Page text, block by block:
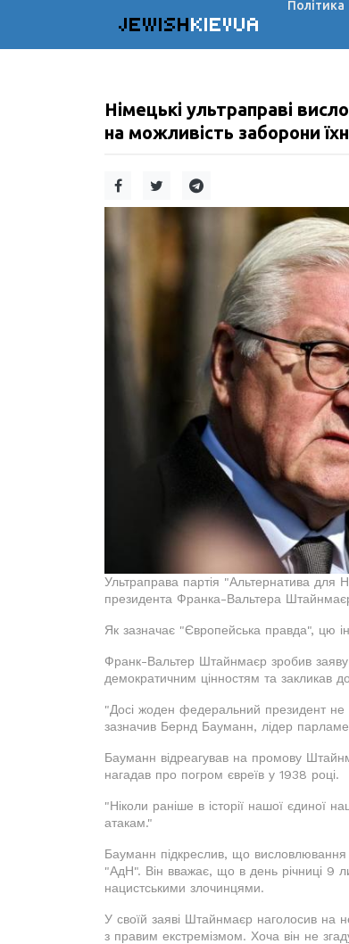
JEWISHKIEVUA
Політика
Німецькі ультраправі
на можливість заборони
Ультраправа партія "Альтернатива для
президента Франка-Вальтера
Як зазначає "Європейська правда", цю
Франк-Вальтер Штайнмаєр зробив
демократичним цінностям та закликав
"Досі жоден федеральний президент не
зазначив Бернд Бауманн, лідер
Бауманн відреагував на промову
нагадав про погром євреїв у 1938 році.
"Ніколи раніше в історії нашої єдиної
атакам."
Бауманн підкреслив, що
"АдН". Він вважає, що в день річниці 9
нацистськими злочинцями.
У своїй заяві Штайнмаєр наголосив на
з правим екстремізмом. Хоча він не